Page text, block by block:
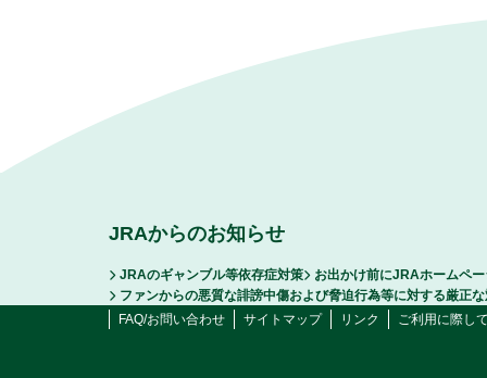
JRAからのお知らせ
JRAのギャンブル等依存症対策
お出かけ前にJRAホームペ
ファンからの悪質な誹謗中傷および脅迫行為等に対する厳正
FAQ/お問い合わせ
サイトマップ リンク ご利用に際し